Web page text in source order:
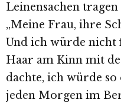
Leinensachen
„Meine Frau, ihre
Und ich würde nicht
Haar am Kinn mit
dachte, ich würde so
jeden Morgen im